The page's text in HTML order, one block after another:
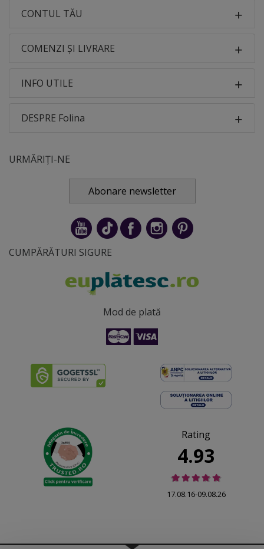
CONTUL TĂU
COMENZI ȘI LIVRARE
INFO UTILE
DESPRE Folina
URMĂRIȚI-NE
Abonare newsletter
CUMPĂRĂTURI SIGURE
Mod de plată
Rating
4.93
17.08.16-09.08.26